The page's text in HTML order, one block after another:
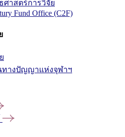
าสตร์การวิจัย
Fund Office (C2F)
างปัญญาแห่งจุฬาฯ